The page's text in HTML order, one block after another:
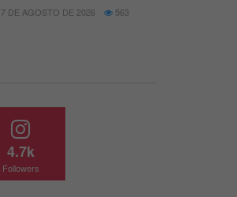
DE AGOSTO DE 2026 563
4.7k
Followers